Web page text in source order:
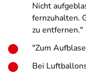
Nicht
fernzuhalten.
zu entfernen."
"Zum
Bei